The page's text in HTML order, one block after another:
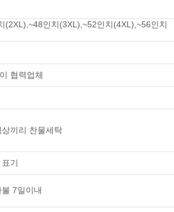
(2XL),~48인치(3XL),~52인치(4XL),~56인치
협력업체
상끼리 찬물세탁
기
불 7일이내